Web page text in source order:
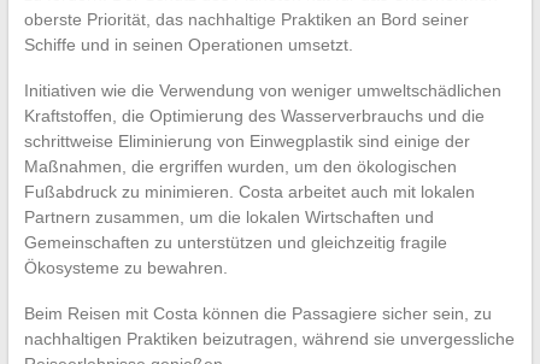
oberste Priorität, das nachhaltige Praktiken an Bord seiner
Schiffe und in seinen Operationen umsetzt.
Initiativen wie die Verwendung von weniger umweltschädlichen
Kraftstoffen, die Optimierung des Wasserverbrauchs und die
schrittweise Eliminierung von Einwegplastik sind einige der
Maßnahmen, die ergriffen wurden, um den ökologischen
Fußabdruck zu minimieren. Costa arbeitet auch mit lokalen
Partnern zusammen, um die lokalen Wirtschaften und
Gemeinschaften zu unterstützen und gleichzeitig fragile
Ökosysteme zu bewahren.
Beim Reisen mit Costa können die Passagiere sicher sein, zu
nachhaltigen Praktiken beizutragen, während sie unvergessliche